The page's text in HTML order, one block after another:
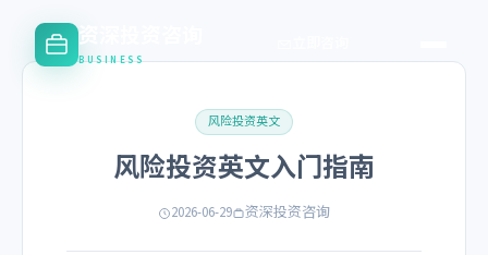
资深投资咨询
BUSINESS
风险投资英文
风险投资英文入门指南
2026-06-29 资深投资咨询